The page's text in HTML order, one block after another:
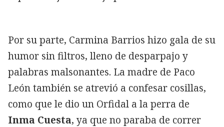
Por su parte, Carmina Barrios hizo gala de su
humor sin filtros, lleno de desparpajo y
palabras malsonantes. La madre de Paco
León también se atrevió a confesar cosillas,
como que le dio un Orfidal a la perra de
Inma Cuesta, ya que no paraba de correr